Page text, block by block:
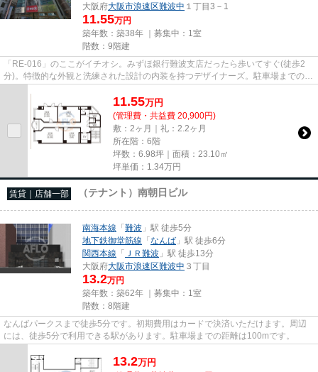
大阪府大阪市浪速区難波中 １丁目3－1
11.55万円
築年数：築38年 ｜募集中： 1室
階数：9階建
「RE-016」のここがイチオシ。みずほ銀行難波支店だったら歩いてすぐ(徒歩2
分)。特徴的な外観と洗練された設計の内装を持つデザイナーズ。駐車場までの距
離は200mです。クレジットカー...
11.55万円
(管理費・共益費 20,900円)
敷：2ヶ月｜礼：2.2ヶ月
所在階：6階
坪数：6.98坪｜面積：23.10㎡
坪単価： 1.34万円
賃貸｜店舗一部 （テナント）南朝日ビル
南海本線 「難波 」駅 徒歩5分
地下鉄御堂筋線 「なんば 」駅 徒歩6分
関西本線 「 ＪＲ難波 」駅 徒歩13分
大阪府大阪市浪速区難波中 ３丁目
13.2万円
築年数：築62年 ｜募集中： 1室
階数：8階建
なんばパークスまで徒歩5分です。初期費用はカードで決済いただけます。周辺
には、徒歩5分で利用できる駅があります。駐車場までの距離は100mです。
13.2万円